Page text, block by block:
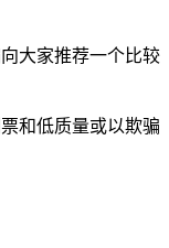
大家推荐一个比较
和低质量或以欺骗